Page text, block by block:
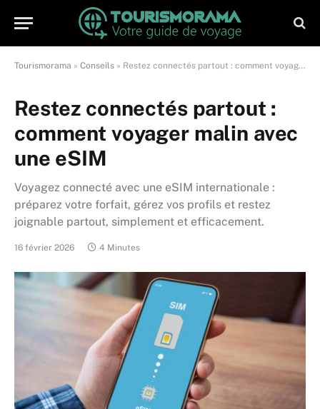
Tourismorama » Conseils » Restez connectés partout : comment voyager malin avec une eSIM
Restez connectés partout :
comment voyager malin avec
une eSIM
Voyagez connecté avec une eSIM internationale :
préparez votre forfait, gérez vos profils et restez
joignable partout, simplement et efficacement.
16 février 2026 4 Minutes